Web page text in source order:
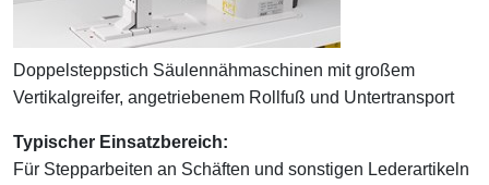
Doppelsteppstich Säulennähmaschinen mit großem
Vertikalgreifer, angetriebenem Rollfuß und Untertransport
Typischer Einsatzbereich:
Für Stepparbeiten an Schäften und sonstigen Lederartikeln